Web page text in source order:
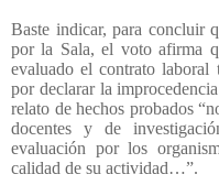
Baste indicar, para concluir
por la Sala, el voto afirma
evaluado el contrato laboral
por declarar la
relato de hechos probados
docentes y de
evaluación por los
calidad de su actividad…”.